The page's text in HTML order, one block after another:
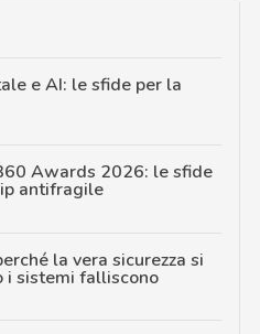
e AI: le sfide per la
Awards 2026: le sfide
antifragile
la vera sicurezza si
i sistemi falliscono